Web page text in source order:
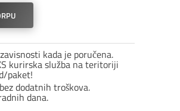
kada je poručena.
kurirska služba na teritoriji
paket!
dodatnih troškova.
dana.